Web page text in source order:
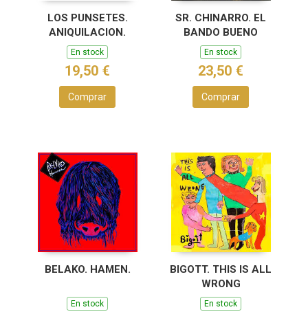
LOS PUNSETES.
ANIQUILACION.
En stock
19,50 €
Comprar
SR. CHINARRO. EL
BANDO BUENO
En stock
23,50 €
Comprar
BELAKO. HAMEN.
En stock
BIGOTT. THIS IS ALL
WRONG
En stock